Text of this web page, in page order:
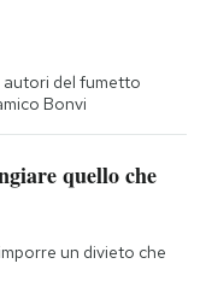
autori del fumetto
Bonvi
quello che
un divieto che